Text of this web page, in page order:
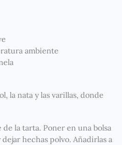
ambiente
la nata y las varillas, donde
de la tarta. Poner en una bolsa
hechas polvo. Añadirlas a